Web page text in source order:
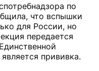
по
что вспышки
для России, но
передается
прививка.